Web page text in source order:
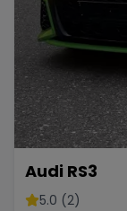
Audi RS3
5.0 (2)